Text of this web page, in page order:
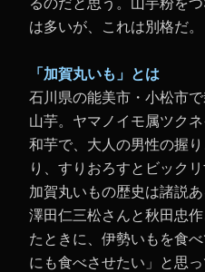
は多いが、これは別格だ。
「加賀丸いも」とは
石川県の能美市・小松市
山芋。ヤマノイモ属ツク
和芋で、大人の男性の握
り、すりおろすとビック
加賀丸いもの歴史は諸説
澤田仁三松さんと秋田忠
たときに、伊勢いもを食
にも食べさせたい」と思